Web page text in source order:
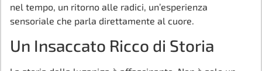
nel tempo, un ritorno alle radici, un’esperienza
sensoriale che parla direttamente al cuore.
Un Insaccato Ricco di Storia